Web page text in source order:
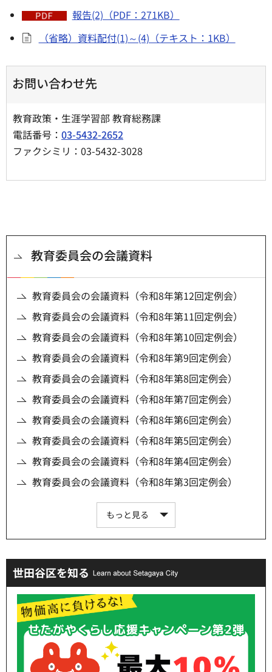
報告(2)（PDF：271KB）
（省略）資料配付(1)～(4)（テキスト：1KB）
お問い合わせ先
教育政策・生涯学習部 教育総務課
電話番号： 03-5432-2652
ファクシミリ：03-5432-3028
教育委員会の会議資料
教育委員会の会議資料（令和8年第12回定例会）
教育委員会の会議資料（令和8年第11回定例会）
教育委員会の会議資料（令和8年第10回定例会）
教育委員会の会議資料（令和8年第9回定例会）
教育委員会の会議資料（令和8年第8回定例会）
教育委員会の会議資料（令和8年第7回定例会）
教育委員会の会議資料（令和8年第6回定例会）
教育委員会の会議資料（令和8年第5回定例会）
教育委員会の会議資料（令和8年第4回定例会）
教育委員会の会議資料（令和8年第3回定例会）
もっと見る
世田谷区を知る